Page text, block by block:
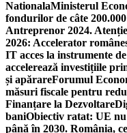
NationalaMinisterul
fondurilor de câte
Antreprenor 2024.
2026: Accelerator
IT acces la instrumente
accelerează investițiile
și apărareForumul
măsuri fiscale pentru
Finanțare la Dezvoltare
baniObiectiv ratat: UE
până în 2030. România,